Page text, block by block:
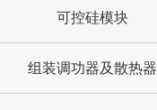
可控硅模块
组装调功器及散热器